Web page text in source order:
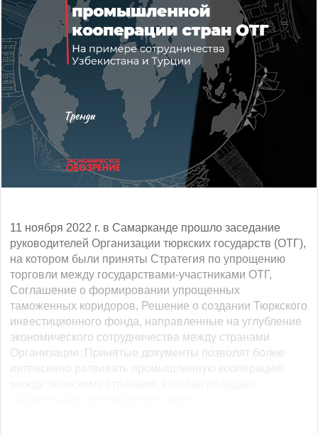
11 ноября 2022 г. в Самарканде прошло заседание
руководителей Организации тюркских государств (ОТГ),
на котором были приняты Стратегия по упрощению
торговли между государствами-участниками ОТГ,
Соглашение о формировании упрощенных
таможенных коридоров, Решение о создании Тюркского
инвестиционного фонда, направленные на углубление
экономического сотрудничества между странами
Организации. Принятые документы позволят более